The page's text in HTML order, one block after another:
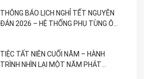
THÔNG BÁO LỊCH NGHỈ TẾT NGUYÊN
ĐÁN 2026 – HỆ THỐNG PHỤ TÙNG Ô
TIỆC TẤT NIÊN CUỐI NĂM – HÀNH
TRÌNH NHÌN LẠI MỘT NĂM PHÁT